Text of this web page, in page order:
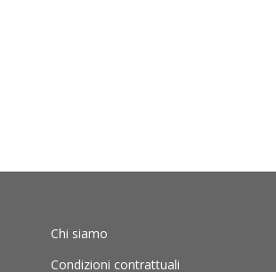
Chi siamo
Condizioni contrattuali